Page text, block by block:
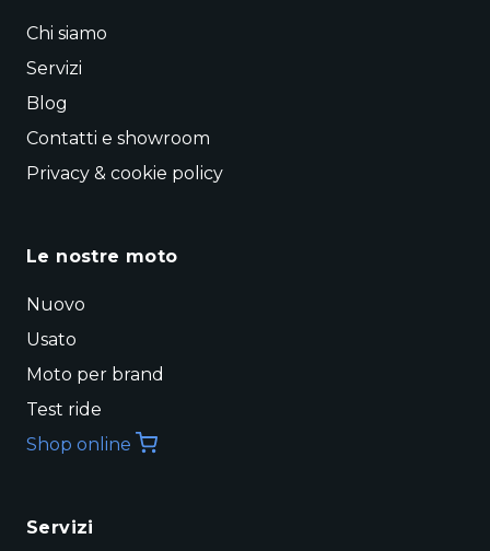
Chi siamo
Servizi
Blog
Contatti e showroom
Privacy & cookie policy
Le nostre moto
Nuovo
Usato
Moto per brand
Test ride
Shop online
Servizi